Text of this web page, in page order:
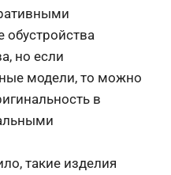
обустройства
но если
модели, то можно
в
такие изделия